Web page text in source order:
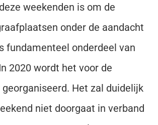
weekenden is om de
onder de aandacht
fundamenteel onderdeel van
2020 wordt het voor de
Het zal duidelijk
niet doorgaat in verband